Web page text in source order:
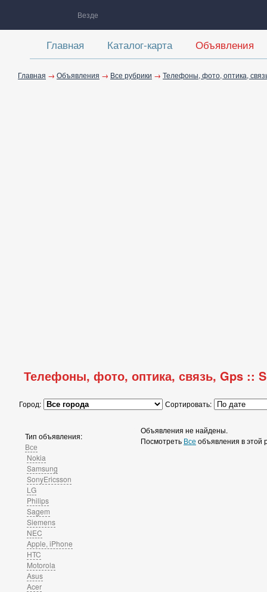
Везде
Главная Каталог-карта Объявления
Главная → Объявления → Все рубрики → Телефоны, фото, оптика,
Телефоны, фото, оптика, связь, Gps ::
Город: Сортировать:
Тип объявления:
Все
Nokia
Samsung
SonyEricsson
LG
Philips
Sagem
Siemens
NEC
Apple, iPhone
HTC
Motorola
Asus
Acer
Объявления не найдены.
Посмотреть Все объявления в этой